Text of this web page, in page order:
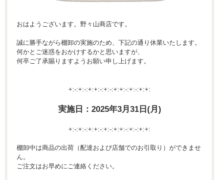
おはようございます。野々山商店です。
誠に勝手ながら棚卸の実施のため、下記の通り休業いたします。
何かとご迷惑をおかけするかと思いますが、
何卒ご了承賜りますようお願い申し上げます。
+:-:+:-:+:+:-:+:-:+:+:-:+:-:+:+:
実施日：2025年3月31日(月)
+:-:+:-:+:+:-:+:-:+:+:-:+:-:+:+:
棚卸中は商品の出荷（配達および店舗でのお引取り）ができませ
ん。
ご注文はお早めにご連絡ください。